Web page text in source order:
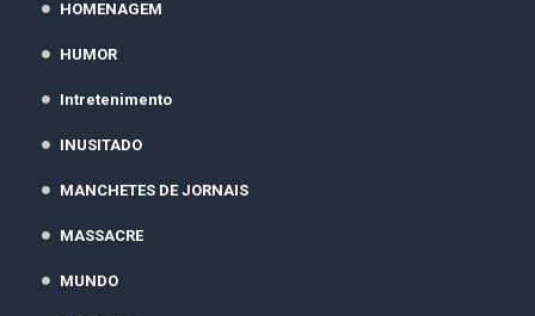
HOMENAGEM
HUMOR
Intretenimento
INUSITADO
MANCHETES DE JORNAIS
MASSACRE
MUNDO